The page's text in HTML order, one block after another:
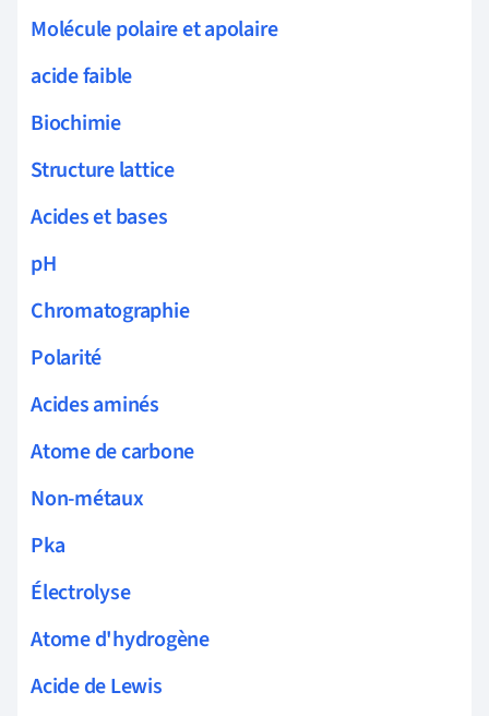
Molécule polaire et apolaire
acide faible
Biochimie
Structure lattice
Acides et bases
pH
Chromatographie
Polarité
Acides aminés
Atome de carbone
Non-métaux
Pka
Électrolyse
Atome d'hydrogène
Acide de Lewis